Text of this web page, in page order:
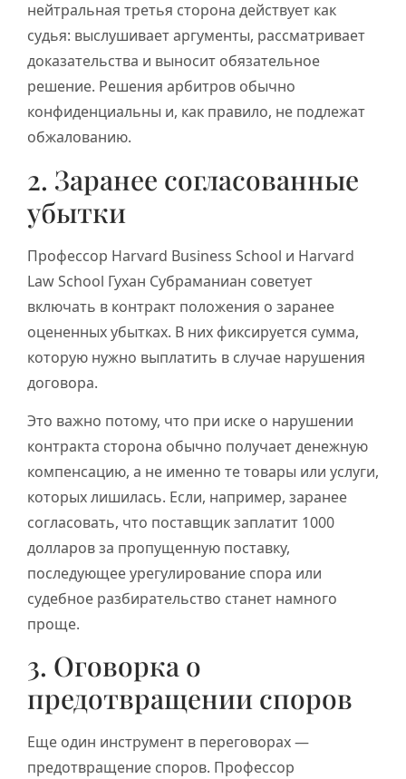
нейтральная третья сторона действует как
судья: выслушивает аргументы, рассматривает
доказательства и выносит обязательное
решение. Решения арбитров обычно
конфиденциальны и, как правило, не подлежат
обжалованию.
2. Заранее согласованные
убытки
Профессор Harvard Business School и Harvard
Law School Гухан Субраманиан советует
включать в контракт положения о заранее
оцененных убытках. В них фиксируется сумма,
которую нужно выплатить в случае нарушения
договора.
Это важно потому, что при иске о нарушении
контракта сторона обычно получает денежную
компенсацию, а не именно те товары или услуги,
которых лишилась. Если, например, заранее
согласовать, что поставщик заплатит 1000
долларов за пропущенную поставку,
последующее урегулирование спора или
судебное разбирательство станет намного
проще.
3. Оговорка о
предотвращении споров
Еще один инструмент в переговорах —
предотвращение споров. Профессор